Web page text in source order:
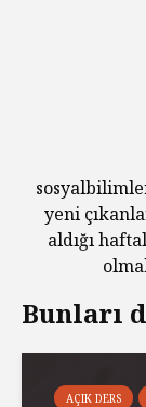
yeni
aldığı
Bunları
AÇIK DERS